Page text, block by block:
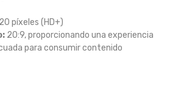
píxeles (HD+)
20:9, proporcionando una experiencia
para consumir contenido